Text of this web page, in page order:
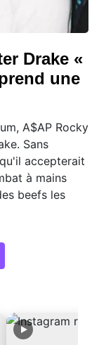
Drake «
une
A$AP Rocky
Sans
accepterait
à mains
beefs les